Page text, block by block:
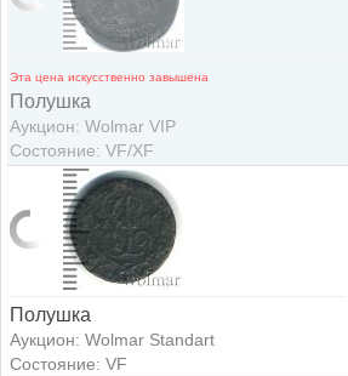
Эта цена искусственно завышена
Полушка
Аукцион: Wolmar VIP
Состояние: VF/XF
Полушка
Аукцион: Wolmar Standart
Состояние: VF